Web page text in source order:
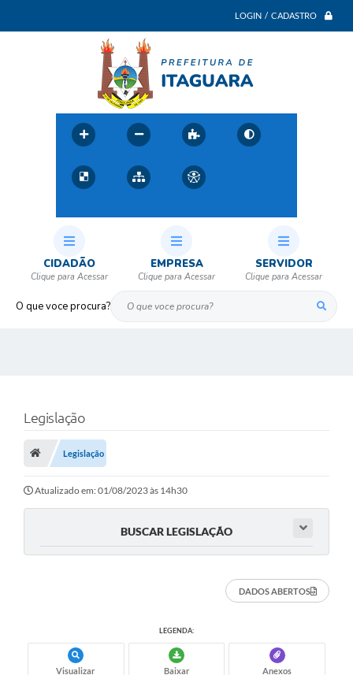
LOGIN / CADASTRO
O que voce procura?
CIDADÃO EMPRESA SERVIDOR
Legislação
Legislação
Atualizado em: 01/08/2023 às 14h30
BUSCAR LEGISLAÇÃO
DADOS ABERTOS
LEGENDA:
Visualizar Baixar Anexos